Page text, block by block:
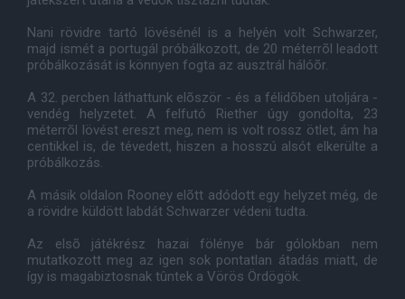
Nani rövidre tartó lövésénél is a helyén volt Schwarzer,
majd ismét a portugál próbálkozott, de 20 méterrõl leadott
próbálkozását is könnyen fogta az ausztrál hálóõr.
A 32. percben láthattunk elõször - és a félidõben utoljára -
vendég helyzetet. A felfutó Riether úgy gondolta, 23
méterrõl lövést ereszt meg, nem is volt rossz ötlet, ám ha
centikkel is, de tévedett, hiszen a hosszú alsót elkerülte a
próbálkozás.
A másik oldalon Rooney elõtt adódott egy helyzet még, de
a rövidre küldött labdát Schwarzer védeni tudta.
Az elsõ játékrész hazai fölénye bár gólokban nem
mutatkozott meg az igen sok pontatlan átadás miatt, de
így is magabiztosnak tûntek a Vörös Ördögök.